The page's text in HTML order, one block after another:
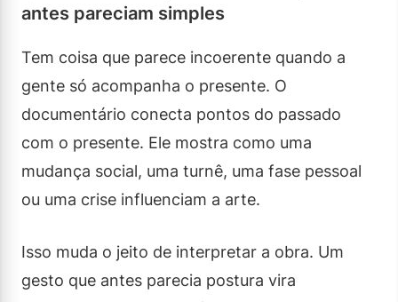
antes pareciam simples
Tem coisa que parece incoerente quando a
gente só acompanha o presente. O
documentário conecta pontos do passado
com o presente. Ele mostra como uma
mudança social, uma turnê, uma fase pessoal
ou uma crise influenciam a arte.
Isso muda o jeito de interpretar a obra. Um
gesto que antes parecia postura vira